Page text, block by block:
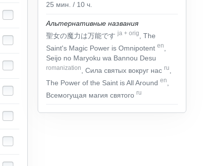
25 мин. / 10 ч.
Альтернативные названия
聖女の魔力は万能ですja + orig
, The
Saint's Magic Power is Omnipotent en
Seijo no Maryoku wa Bannou Desu
romanization , Сила святых вокруг нас ru
The Power of the Saint is All Around en
Всемогущая магия святого ru